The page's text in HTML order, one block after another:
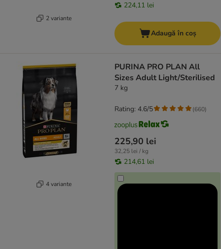
2 variante
224,11 lei
Adaugă în coș
4 variante
PURINA PRO PLAN All
Sizes Adult Light/Sterilised
7 kg
225,90 lei
32,25 lei / kg
214,61 lei
Rating: 4.6/5 (660)